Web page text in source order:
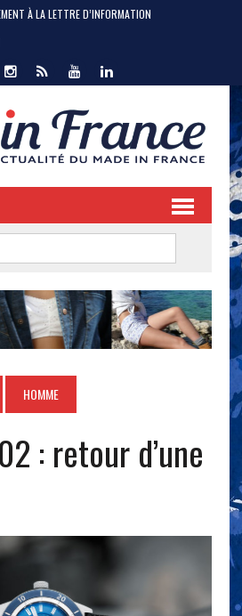
À LA LETTRE D’INFORMATION
HOMME
: retour d’une